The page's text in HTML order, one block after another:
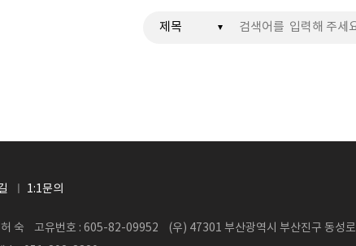
1:1문의
숙 고유번호 : 605-82-09952 (우) 47301 부산광역시 부산진구 동성로